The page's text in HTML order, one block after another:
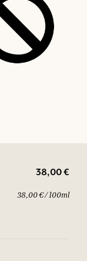
38,00 €
38,00 € / 100ml